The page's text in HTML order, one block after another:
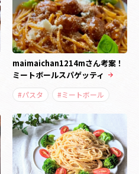
maimaichan1214mさん考案！
ミートボールスパゲッティ
#パスタ #ミートボール